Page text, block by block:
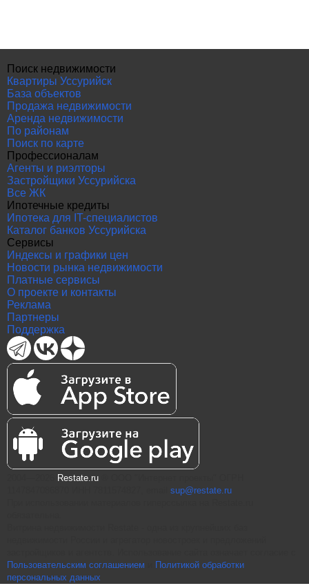
Поиск недвижимости
Квартиры Уссурийск
База объектов
Продажа недвижимости
Аренда недвижимости
По районам
Поиск по карте
Профессионалам
Агенты и риэлторы
Застройщики Уссурийска
Все ЖК
Ипотечные кредиты
Ипотека для IT-специалистов
Каталог банков Уссурийска
Сервисы
Индексы и графики цен
Новости рынка недвижимости
Платные сервисы
О проекте и контакты
Реклама
Партнеры
Поддержка
Restate.ru
sup@restate.ru
Пользовательским соглашением
Политикой обработки
персональных данных